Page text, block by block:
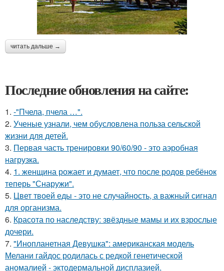
читать дальше →
Последние обновления на сайте:
1. -"Пчела, пчела …".
2. Ученые узнали, чем обусловлена польза сельской
жизни для детей.
3. Первая часть тренировки 90/60/90 - это аэробная
нагрузка.
4. 1. женщина рожает и думает, что после родов ребёнок
теперь "Снаружи".
5. Цвет твоей еды - это не случайность, а важный сигнал
для организма.
6. Красота по наследству: звёздные мамы и их взрослые
дочери.
7. "Инопланетная Девушка": американская модель
Мелани гайдос родилась с редкой генетической
аномалией - эктодермальной дисплазией.